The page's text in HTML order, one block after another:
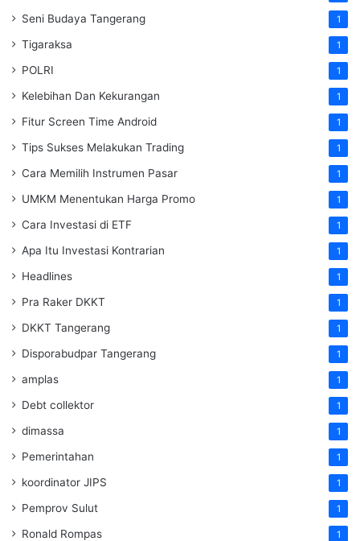
Seni Budaya Tangerang 1
Tigaraksa 1
POLRI 1
Kelebihan Dan Kekurangan 1
Fitur Screen Time Android 1
Tips Sukses Melakukan Trading 1
Cara Memilih Instrumen Pasar 1
UMKM Menentukan Harga Promo 1
Cara Investasi di ETF 1
Apa Itu Investasi Kontrarian 1
Headlines 1
Pra Raker DKKT 1
DKKT Tangerang 1
Disporabudpar Tangerang 1
amplas 1
Debt collektor 1
dimassa 1
Pemerintahan 1
koordinator JIPS 1
Pemprov Sulut 1
Ronald Rompas 1